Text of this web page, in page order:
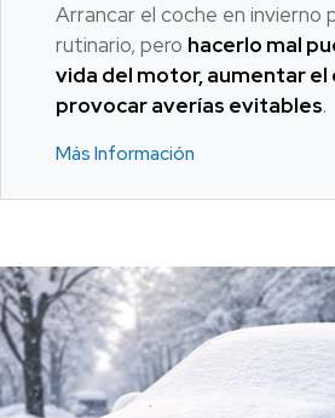
Arrancar el coche en invierno
rutinario, pero hacerlo mal
vida del motor, aumentar el
provocar averías evitables.
Más Información